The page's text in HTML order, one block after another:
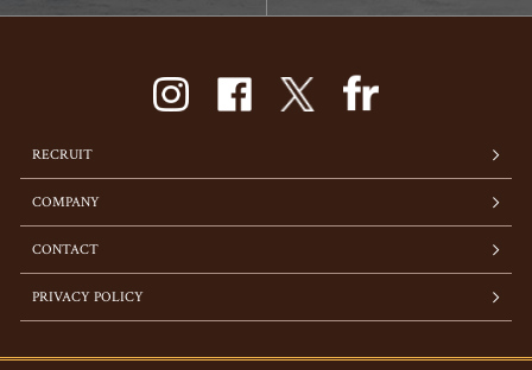
RECRUIT
COMPANY
CONTACT
PRIVACY POLICY